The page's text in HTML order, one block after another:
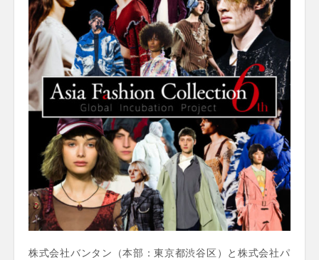
株式会社バンタン（本部：東京都渋谷区）と株式会社パ